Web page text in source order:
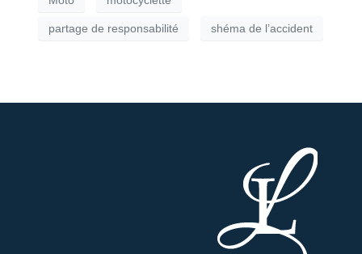
partage de responsabilité shéma de l’accident